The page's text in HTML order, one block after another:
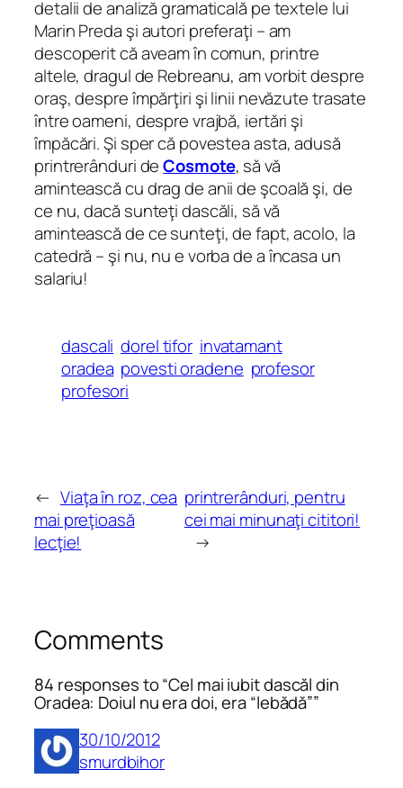
detalii de analiză gramaticală pe textele lui
Marin Preda şi autori preferaţi – am
descoperit că aveam în comun, printre
altele, dragul de Rebreanu, am vorbit despre
oraş, despre împărţiri şi linii nevăzute trasate
între oameni, despre vrajbă, iertări şi
împăcări. Şi sper că povestea asta, adusă
printrerândurideCosmote, să vă
amintească cu drag de anii de şcoală şi, de
ce nu, dacă sunteţi dascăli, să vă
amintească de ce sunteţi, de fapt, acolo, la
catedră – şi nu, nu e vorba de a încasa un
salariu!
dascali dorel tifor invatamant
oradea povesti oradene profesor
profesori
← Viaţa în roz, cea
mai preţioasă
lecţie!
printrerânduri, pentru
cei mai minunaţi cititori!
→
Comments
84 responses to “Cel mai iubit dascăl din
Oradea: Doiul nu era doi, era “lebădă””
30/10/2012
smurdbihor